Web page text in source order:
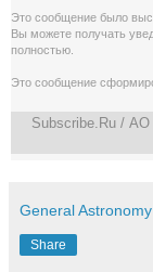
Это сообщение было
Вы можете получать
полностью
Это сообщение
Subscribe.Ru / АО
General Astronomy
Share